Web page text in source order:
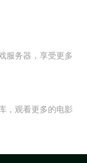
服务器，享受更多
，观看更多的电影